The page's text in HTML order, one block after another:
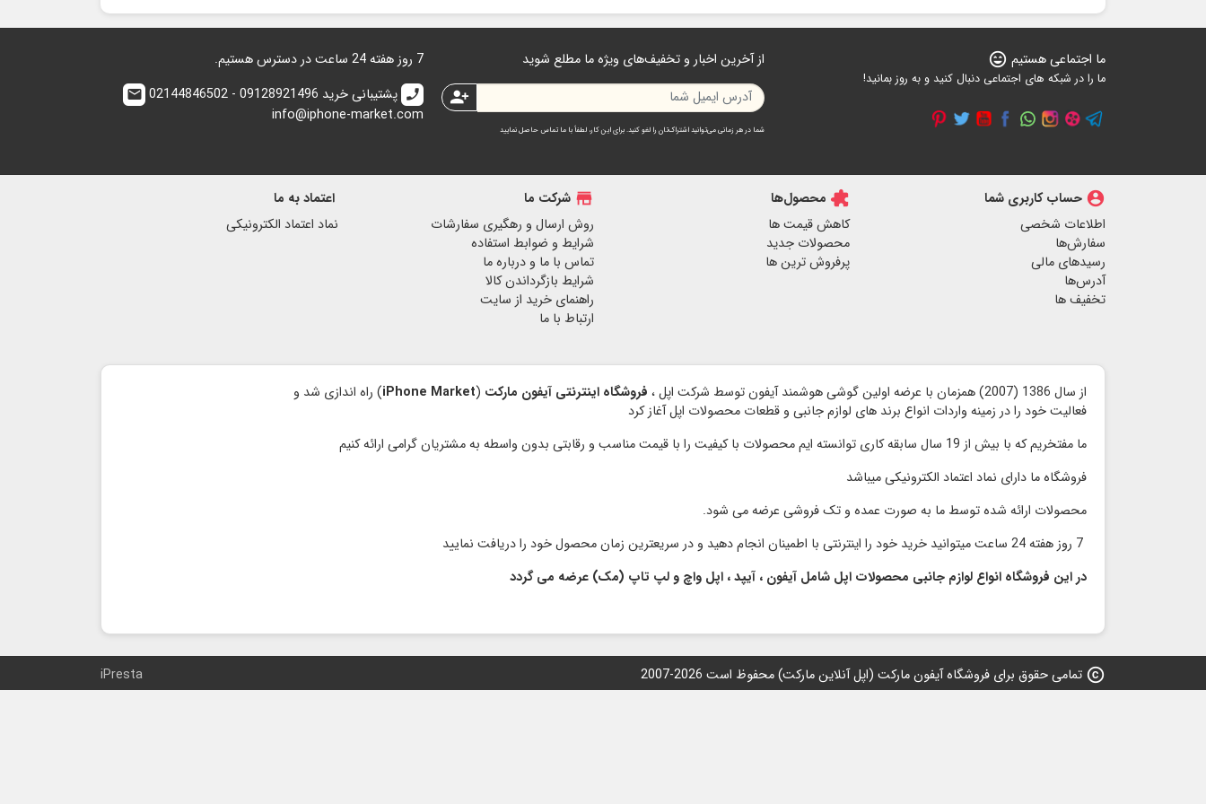
ما اجتماعی هستیم sentiment_very_satisfied
ما را در شبکه های اجتماعی دنبال کنید و به روز بمانید!
از آخرین اخبار و تخفیف‌های ویژه ما مطلع شوید
person_add
شما در هر زمانی می‌توانید اشتراک‌تان را لغو کنید. برای این کار، لطفاً با ما تماس حاصل نمایید
7 روز هفته 24 ساعت در دسترس هستیم.
call پشتیبانی خرید 09128921496 - 02144846502 email
info@iphone-market.com
account_circle حساب کاربری شما
اطلاعات شخصی
سفارش‌ها
رسیدهای مالی
آدرس‌ها
تخفیف ها
extension محصول‌ها
کاهش قیمت ها
محصولات جدید
پرفروش ترین ها
store شرکت ما
روش ارسال و رهگیری سفارشات
شرایط و ضوابط استفاده
تماس با ما و درباره ما
شرایط بازگرداندن کالا
راهنمای خرید از سایت
ارتباط با ما
اعتماد به ما
نماد اعتماد الكترونیكی
از سال 1386 (2007) همزمان با عرضه اولین گوشی هوشمند آیفون توسط شرکت اپل ، فروشگاه اینترنتی آیفون مارکت (
iPhone Market) راه اندازی شد و
فعالیت خود را در زمینه واردات انواع برند های لوازم جانبی و قطعات محصولات اپل آغاز کرد
ما مفتخریم که با بیش از 19 سال سابقه کاری توانسته ایم محصولات با کیفیت را با قیمت مناسب و رقابتی بدون واسطه به مشتریان گرامی ارائه کنیم
فروشگاه ما دارای نماد اعتماد الكترونیكی میباشد
محصولات ارائه شده توسط ما به صورت عمده و تک فروشی عرضه می شود.
در این فروشگاه انواع لوازم جانبی محصولات اپل شامل آیفون ، آیپد ، اپل واچ و لپ تاپ (مک) عرضه می گردد
copyright تمامی حقوق برای فروشگاه آیفون مارکت (اپل آنلاین مارکت) محفوظ است 2026-2007 iPresta